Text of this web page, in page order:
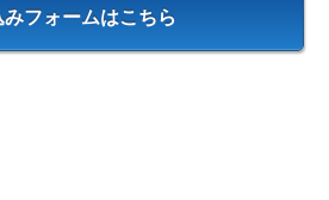
フォームはこちら